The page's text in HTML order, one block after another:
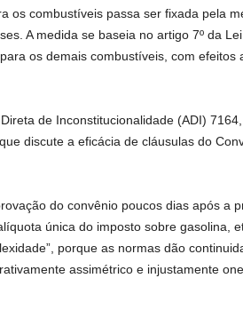
os combustíveis passa ser fixada pela
A medida se baseia no artigo 7º da
os demais combustíveis, com efeitos
de Inconstitucionalidade (ADI)
discute a eficácia de cláusulas do
do convênio poucos dias após a
única do imposto sobre gasolina,
porque as normas dão
assimétrico e injustamente